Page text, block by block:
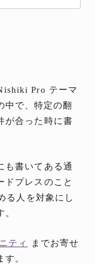
Pro テーマ
中で、特定の翻
が合った時に書
も書いてある通
ドプレスのこと
る人を対象にし
ティ
までお寄せ
。